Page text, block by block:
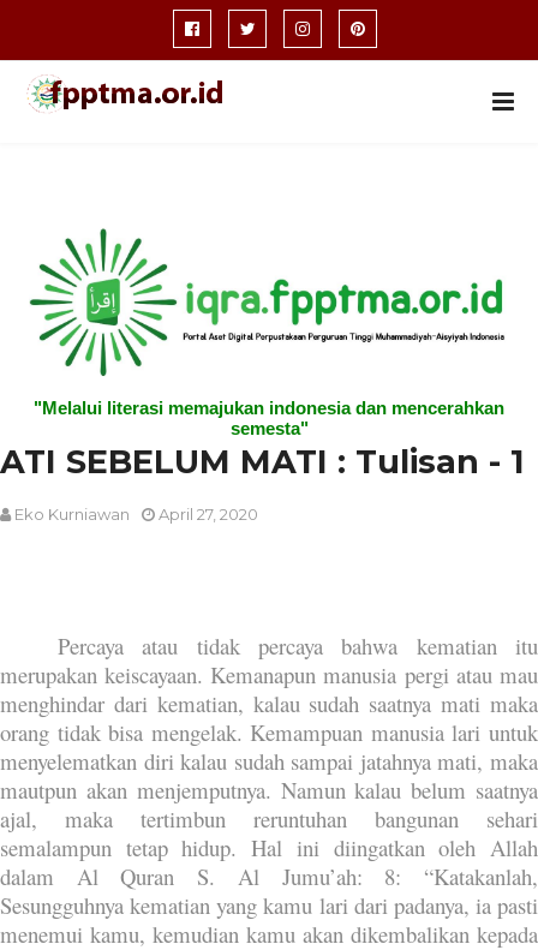
"Melalui literasi memajukan indonesia dan mencerahkan
semesta"
ATI SEBELUM MATI : Tulisan - 1
Eko Kurniawan April 27, 2020
Percaya atau tidak percaya bahwa kematian itu
merupakan keiscayaan. Kemanapun manusia pergi atau mau
menghindar dari kematian, kalau sudah saatnya mati maka
orang tidak bisa mengelak. Kemampuan manusia lari untuk
menyelematkan diri kalau sudah sampai jatahnya mati, maka
mautpun akan menjemputnya. Namun kalau belum saatnya
ajal, maka tertimbun reruntuhan bangunan sehari
semalampun tetap hidup. Hal ini diingatkan oleh Allah
dalam Al Quran S. Al Jumu’ah: 8: “Katakanlah,
Sesungguhnya kematian yang kamu lari dari padanya, ia pasti
menemui kamu, kemudian kamu akan dikembalikan kepada